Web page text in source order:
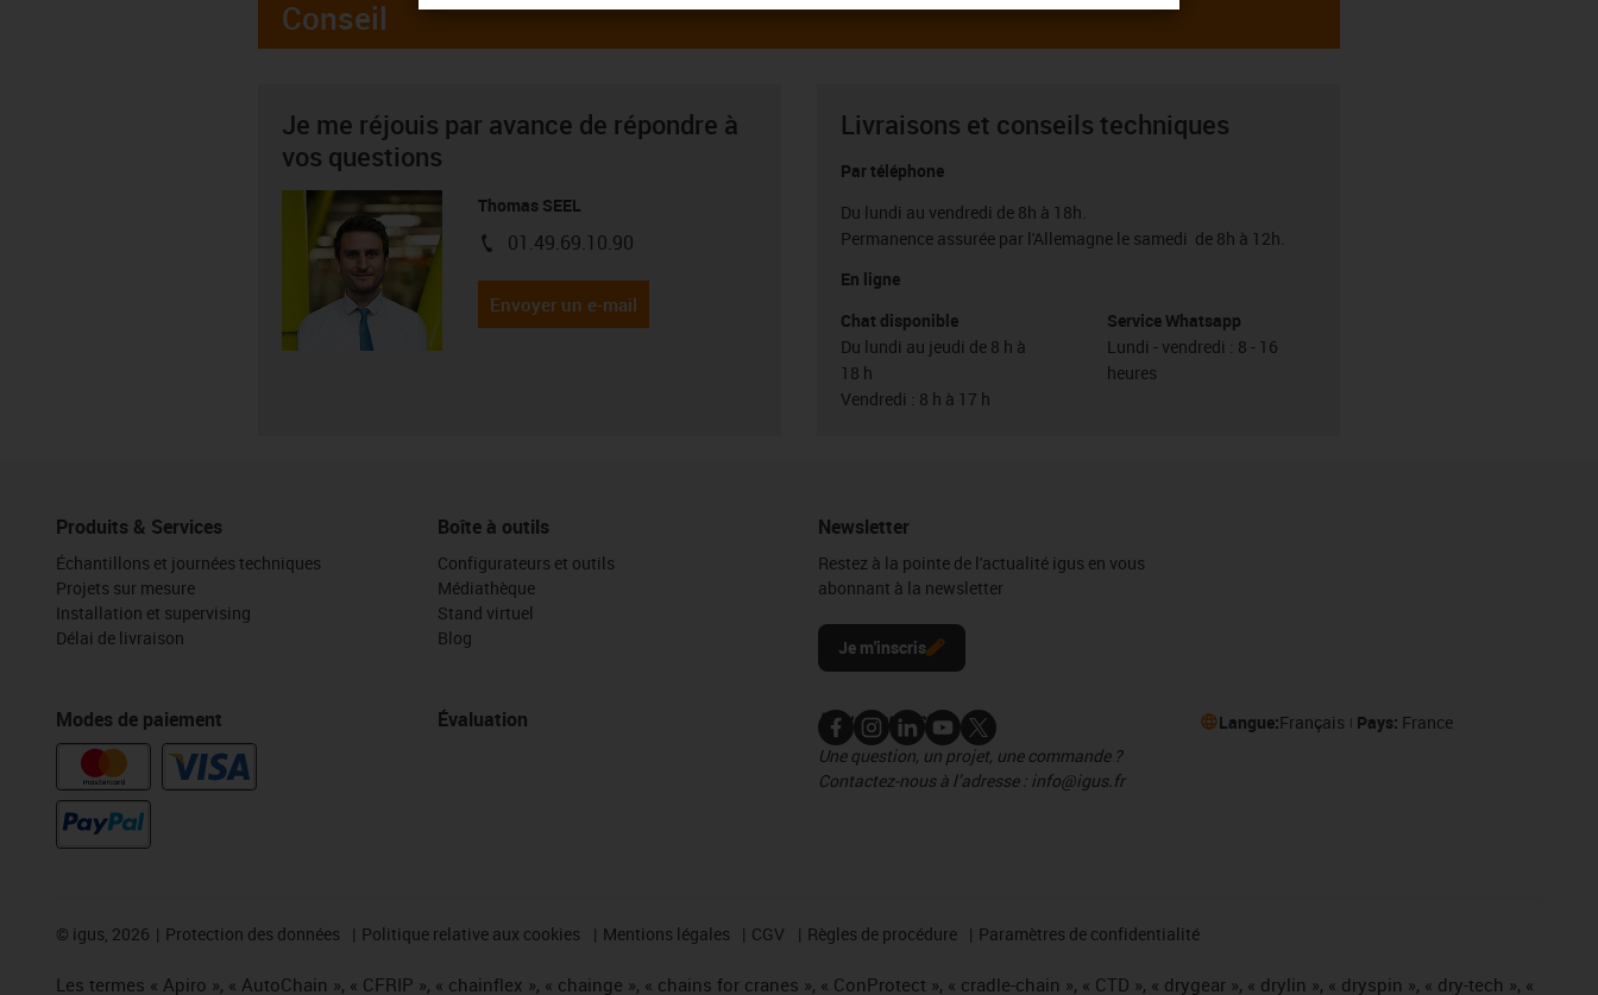
Conseil
Je me réjouis par avance de répondre à
vos questions
Thomas SEEL
igus-icon-phone
01.49.69.10.90
Envoyer un e-mail
Livraisons et conseils techniques
Par téléphone
Du lundi au vendredi de 8h à 18h.
Permanence assurée par l'Allemagne le samedi de 8h à 12h.
En ligne
Chat disponible
Du lundi au jeudi de 8 h à
18 h
Vendredi : 8 h à 17 h
Service Whatsapp
Lundi - vendredi : 8 - 16
heures
Produits & Services
Échantillons et journées techniques
Projets sur mesure
Installation et supervising
Délai de livraison
Modes de paiement
Boîte à outils
Configurateurs et outils
Médiathèque
Stand virtuel
Blog
Évaluation
Newsletter
Restez à la pointe de l'actualité igus en vous
abonnant à la newsletter
Je m'inscris
Nous contacter
Une question, un projet, une commande ?
Contactez-nous à l’adresse : info@igus.fr
Langue:Français Pays: France
© igus, 2026 Protection des données Politique relative aux cookies Mentions légales CGV Règles de procédure Paramètres de confidentialité
Les termes « Apiro », « AutoChain », « CFRIP », « chainflex », « chainge », « chains for cranes », « ConProtect », « cradle-chain », « CTD », « drygear », « drylin », « dryspin », « dry-tech », «